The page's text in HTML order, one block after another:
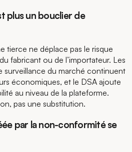
plus un bouclier de
tierce ne déplace pas le risque
fabricant ou de l’importateur. Les
surveillance du marché continuent
économiques, et le DSA ajoute
au niveau de la plateforme.
pas une substitution.
par la non-conformité se